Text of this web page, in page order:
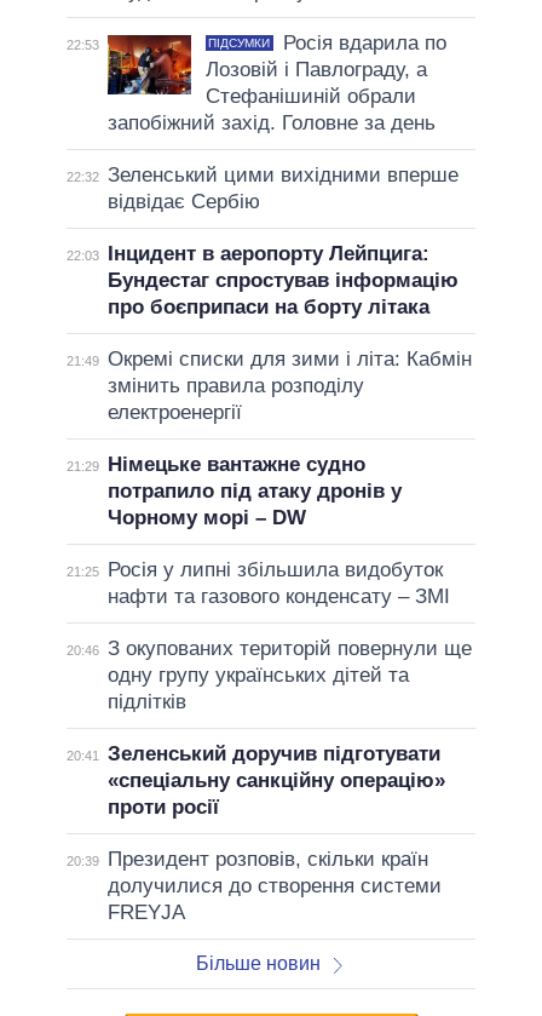
22:53 ПІДСУМКИ
Росія вдарила по
Лозовій і Павлограду, а
Стефанішиній обрали
запобіжний захід. Головне за день
22:32 Зеленський цими вихідними вперше
відвідає Сербію
22:03
Інцидент в аеропорту Лейпцига:
Бундестаг спростував інформацію
про боєприпаси на борту літака
21:49 Окремі списки для зими і літа: Кабмін
змінить правила розподілу
електроенергії
21:29
Німецьке вантажне судно
потрапило під атаку дронів у
Чорному морі – DW
21:25
Росія у липні збільшила видобуток
нафти та газового конденсату – ЗМІ
20:46 З окупованих територій повернули ще
одну групу українських дітей та
підлітків
20:41
Зеленський доручив підготувати
«спеціальну санкційну операцію»
проти росії
20:39
Президент розповів, скільки країн
долучилися до створення системи
FREYJA
Більше новин